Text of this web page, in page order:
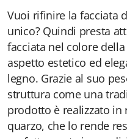
Vuoi rifinire la facciata
unico? Quindi presta
facciata nel colore
aspetto estetico ed
legno. Grazie al suo
struttura come una
prodotto è realizzato in
quarzo, che lo rende